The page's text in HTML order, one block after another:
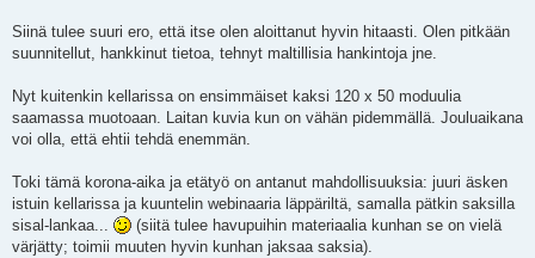
Siinä tulee suuri ero, että itse olen aloittanut hyvin hitaasti. Olen pitkään
suunnitellut, hankkinut tietoa, tehnyt maltillisia hankintoja jne.
Nyt kuitenkin kellarissa on ensimmäiset kaksi 120 x 50 moduulia
saamassa muotoaan. Laitan kuvia kun on vähän pidemmällä. Jouluaikana
voi olla, että ehtii tehdä enemmän.
Toki tämä korona-aika ja etätyö on antanut mahdollisuuksia: juuri äsken
istuin kellarissa ja kuuntelin webinaaria läppäriltä, samalla pätkin saksilla
sisal-lankaa...
(siitä tulee havupuihin materiaalia kunhan se on vielä
värjätty; toimii muuten hyvin kunhan jaksaa saksia).